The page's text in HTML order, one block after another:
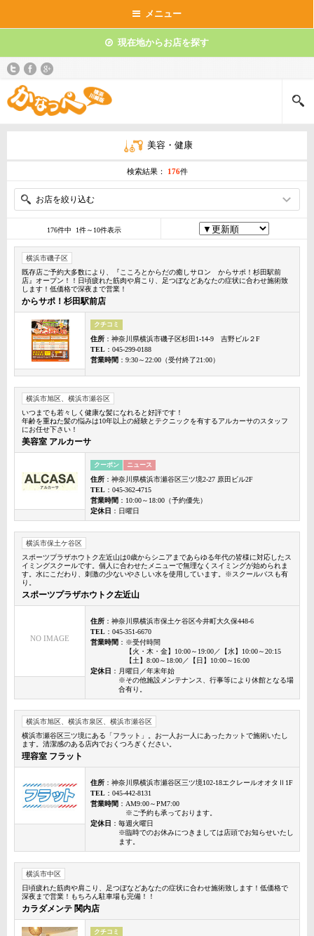
メニュー
現在地からお店を探す
美容・健康
検索結果： 176件
お店を絞り込む
176件中 1件～10件表示
横浜市磯子区
既存店ご予約大多数により、『こころとからだの癒しサロン からサポ！杉田駅前
店』オープン！！日頃疲れた筋肉や肩こり、足つぼなどあなたの症状に合わせ施術致
します！低価格で深夜まで営業！
からサポ！杉田駅前店
クチコミ
住所 ：神奈川県横浜市磯子区杉田1-14-9 吉野ビル２F
TEL ：045-299-0188
営業時間 ：9:30～22:00（受付終了21:00）
横浜市旭区、横浜市瀬谷区
いつまでも若々しく健康な髪になれると好評です！
年齢を重ねた髪の悩みは10年以上の経験とテクニックを有するアルカーサのスタッフ
にお任せ下さい！
美容室 アルカーサ
クーポン ニュース
住所 ：神奈川県横浜市瀬谷区三ツ境2-27 原田ビル2F
TEL ：045-362-4715
営業時間 ：10:00～18:00（予約優先）
定休日 ：日曜日
横浜市保土ケ谷区
スポーツプラザホウトク左近山は0歳からシニアまであらゆる年代の皆様に対応したス
イミングスクールです。個人に合わせたメニューで無理なくスイミングが始められま
す。水にこだわり、刺激の少ないやさしい水を使用しています。※スクールバスも有
り。
スポーツプラザホウトク左近山
NO IMAGE
住所 ：神奈川県横浜市保土ケ谷区今井町大久保448-6
TEL ：045-351-6670
営業時間 ：※受付時間
【火・木・金】10:00～19:00／【水】10:00～20:15
【土】8:00～18:00／【日】10:00～16:00
定休日 ：月曜日／年末年始
※その他施設メンテナンス、行事等により休館となる場
合有り。
横浜市旭区、横浜市泉区、横浜市瀬谷区
横浜市瀬谷区三ツ境にある「フラット」。お一人お一人にあったカットで施術いたし
ます。清潔感のある店内でおくつろぎください。
理容室 フラット
住所 ：神奈川県横浜市瀬谷区三ツ境102-18エクレールオオタⅡ1F
TEL ：045-442-8131
営業時間 ：AM9:00～PM7:00
※ご予約も承っております。
定休日 ：毎週火曜日
※臨時でのお休みにつきましては店頭でお知らせいたし
ます。
横浜市中区
日頃疲れた筋肉や肩こり、足つぼなどあなたの症状に合わせ施術致します！低価格で
深夜まで営業！もちろん駐車場も完備！！
カラダメンテ 関内店
クチコミ